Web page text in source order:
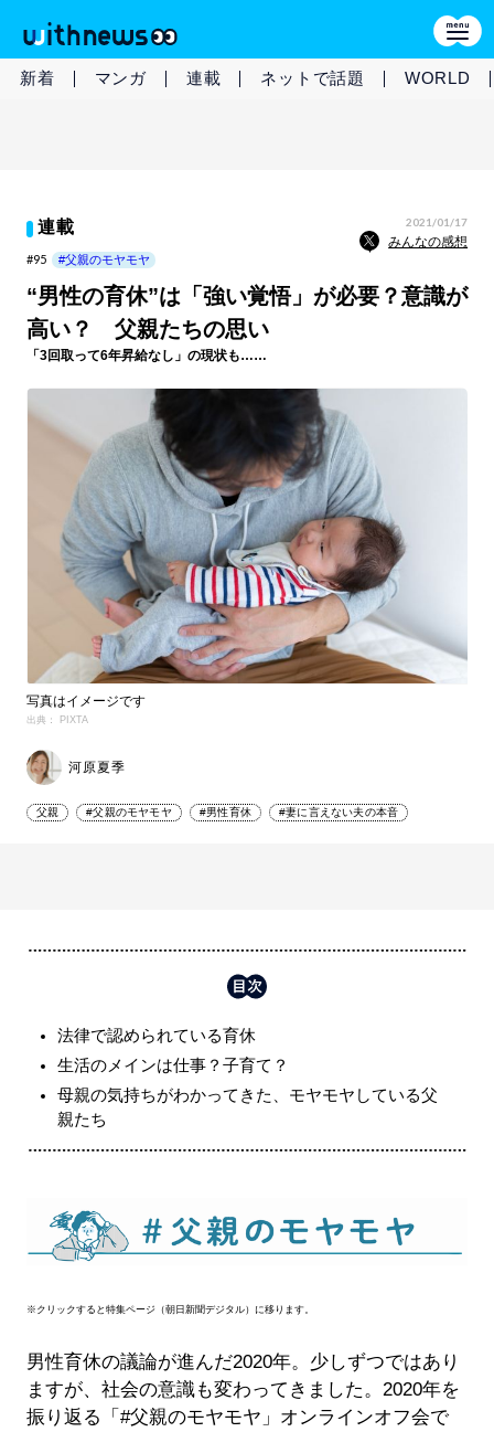
新着 マンガ 連載 ネットで話題 WORLD
連載 2021/01/17
みんなの感想
#95 #父親のモヤモヤ
“男性の育休”は「強い覚悟」が必要？意識が
高い？ 父親たちの思い
「3回取って6年昇給なし」の現状も……
写真はイメージです
出典： PIXTA
河原夏季
父親 #父親のモヤモヤ #男性育休 #妻に言えない夫の本音
法律で認められている育休
生活のメインは仕事？子育て？
母親の気持ちがわかってきた、モヤモヤしている父
親たち
※クリックすると特集ページ（朝日新聞デジタル）に移ります。
男性育休の議論が進んだ2020年。少しずつではあり
ますが、社会の意識も変わってきました。2020年を
振り返る「#父親のモヤモヤ」オンラインオフ会で